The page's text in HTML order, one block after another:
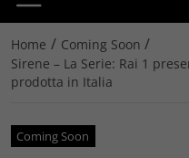
Home / Coming Soon /
Sirene – La Serie: Rai 1
prodotta in Italia
Coming Soon